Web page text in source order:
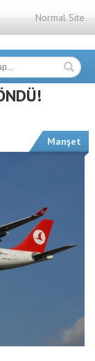
Normal Site
Manşet